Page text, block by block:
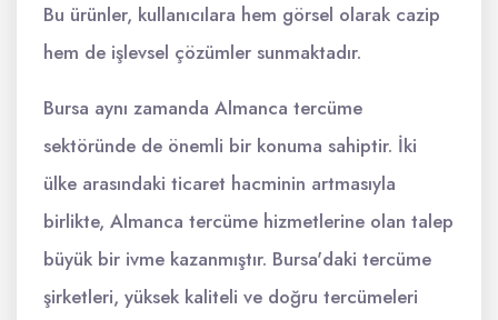
Bu ürünler, kullanıcılara hem görsel olarak cazip
hem de işlevsel çözümler sunmaktadır.
Bursa aynı zamanda Almanca tercüme
sektöründe de önemli bir konuma sahiptir. İki
ülke arasındaki ticaret hacminin artmasıyla
birlikte, Almanca tercüme hizmetlerine olan talep
büyük bir ivme kazanmıştır. Bursa'daki tercüme
şirketleri, yüksek kaliteli ve doğru tercümeleri